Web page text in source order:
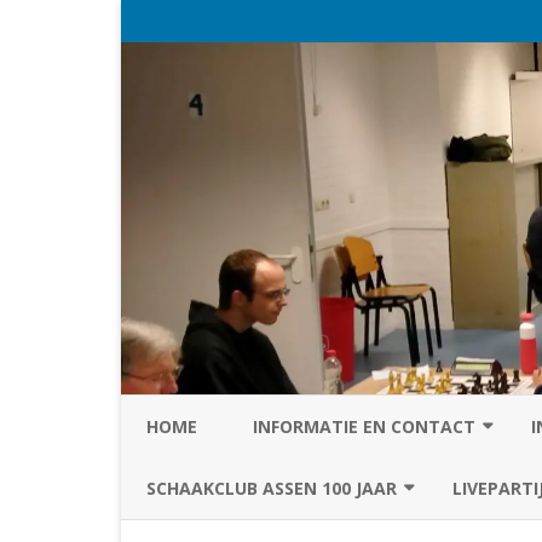
HOME INFORMATIE EN CONTACT
PRIVACY STATEMENT VAN SC
SCHAAKCLUB ASSEN 100 JAAR